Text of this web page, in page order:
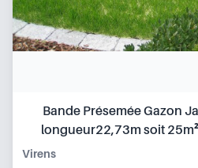
Bande Présemée Gazon
longueur22,73m soit
Virens